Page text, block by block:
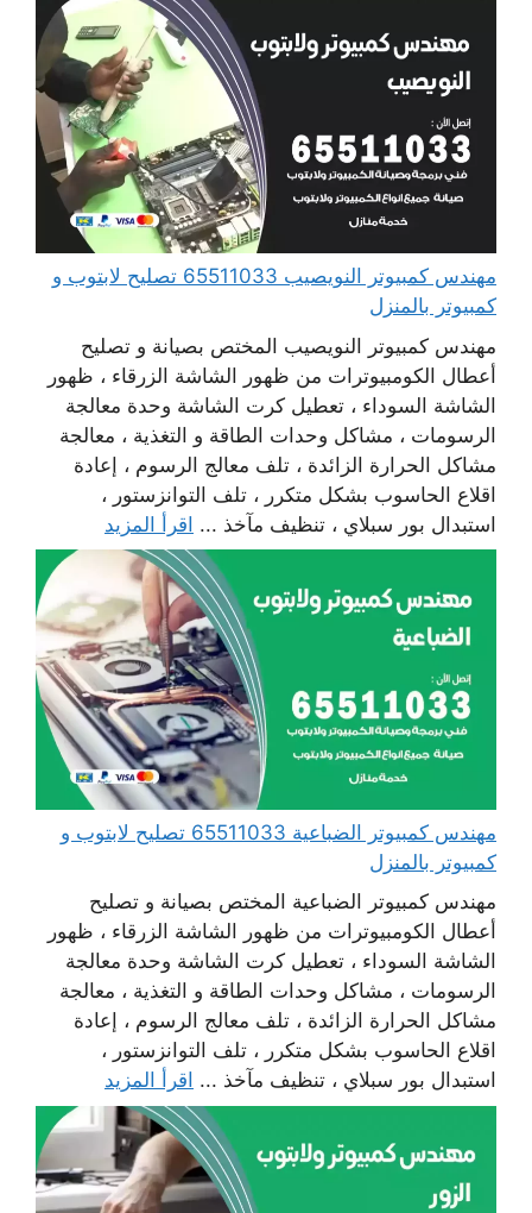
مهندس كمبيوتر النويصيب 65511033 تصليح لابتوب و
كمبيوتر بالمنزل
مهندس كمبيوتر النويصيب المختص بصيانة و تصليح
أعطال الكومبيوترات من ظهور الشاشة الزرقاء ، ظهور
الشاشة السوداء ، تعطيل كرت الشاشة وحدة معالجة
الرسومات ، مشاكل وحدات الطاقة و التغذية ، معالجة
مشاكل الحرارة الزائدة ، تلف معالج الرسوم ، إعادة
اقلاع الحاسوب بشكل متكرر ، تلف التوانزستور ،
استبدال بور سبلاي ، تنظيف مآخذ ... اقرأ المزيد
مهندس كمبيوتر الضباعية 65511033 تصليح لابتوب و
كمبيوتر بالمنزل
مهندس كمبيوتر الضباعية المختص بصيانة و تصليح
أعطال الكومبيوترات من ظهور الشاشة الزرقاء ، ظهور
الشاشة السوداء ، تعطيل كرت الشاشة وحدة معالجة
الرسومات ، مشاكل وحدات الطاقة و التغذية ، معالجة
مشاكل الحرارة الزائدة ، تلف معالج الرسوم ، إعادة
اقلاع الحاسوب بشكل متكرر ، تلف التوانزستور ،
استبدال بور سبلاي ، تنظيف مآخذ ... اقرأ المزيد